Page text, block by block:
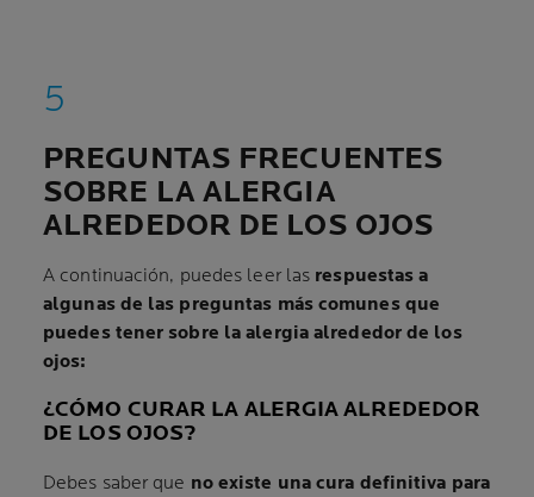
PREGUNTAS FRECUENTES
SOBRE LA ALERGIA
ALREDEDOR DE LOS OJOS
A continuación, puedes leer las respuestas a
algunas de las preguntas más comunes que
puedes tener sobre la alergia alrededor de los
ojos:
¿CÓMO CURAR LA ALERGIA ALREDEDOR
DE LOS OJOS?
Debes saber que no existe una cura definitiva para